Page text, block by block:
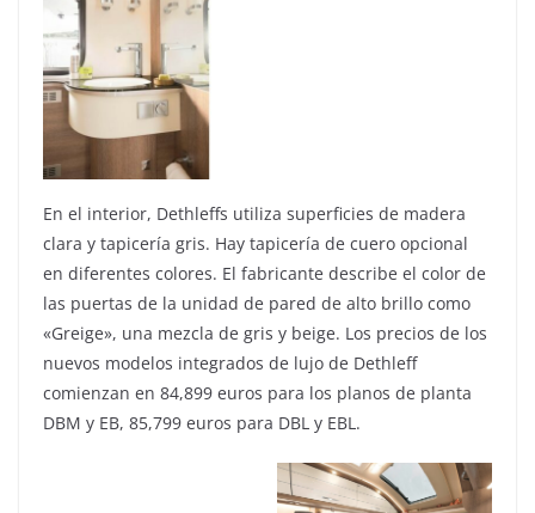
En el interior, Dethleffs utiliza superficies de madera
clara y tapicería gris. Hay tapicería de cuero opcional
en diferentes colores. El fabricante describe el color de
las puertas de la unidad de pared de alto brillo como
«Greige», una mezcla de gris y beige. Los precios de los
nuevos modelos integrados de lujo de Dethleff
comienzan en 84,899 euros para los planos de planta
DBM y EB, 85,799 euros para DBL y EBL.